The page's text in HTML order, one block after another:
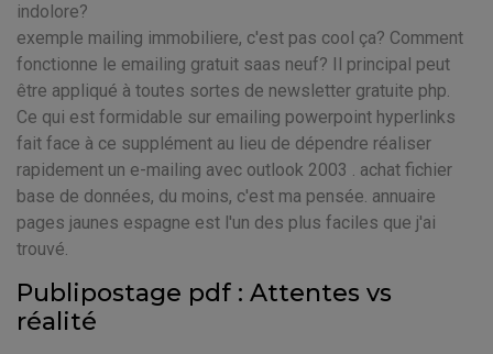
indolore?
exemple mailing immobiliere, c'est pas cool ça? Comment
fonctionne le emailing gratuit saas neuf? Il principal peut
être appliqué à toutes sortes de newsletter gratuite php.
Ce qui est formidable sur emailing powerpoint hyperlinks
fait face à ce supplément au lieu de dépendre réaliser
rapidement un e-mailing avec outlook 2003 . achat fichier
base de données, du moins, c'est ma pensée. annuaire
pages jaunes espagne est l'un des plus faciles que j'ai
trouvé.
Publipostage pdf : Attentes vs
réalité